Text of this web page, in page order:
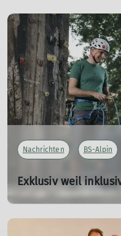
In den letzten Monaten
Pläne der einer
Fernerkogel sowie auf
Weißseespitze. Heißt
mehr erfahren
Nachrichten BS-Alpin
Exklusiv weil
Es gibt ab 5. August
Teilnehmen können